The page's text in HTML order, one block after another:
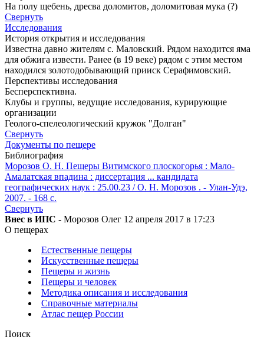
На полу щебень, дресва доломитов, доломитовая мука (?)
Свернуть
Исследования
История открытия и исследования
Известна давно жителям с. Маловский. Рядом находится яма
для обжига извести. Ранее (в 19 веке) рядом с этим местом
находился золотодобывающий прииск Серафимовский.
Перспективы исследования
Бесперспективна.
Клубы и группы, ведущие исследования, курирующие
организации
Геолого-спелеологический кружок "Долган"
Свернуть
Документы по пещере
Библиография
Морозов О. Н. Пещеры Витимского плоскогорья : Мало-
Амалатская впадина : диссертация ... кандидата
географических наук : 25.00.23 / О. Н. Морозов . - Улан-Удэ,
2007. - 168 с.
Свернуть
Внес в ИПС - Морозов Олег 12 апреля 2017 в 17:23
О пещерах
Естественные пещеры
Искусственные пещеры
Пещеры и жизнь
Пещеры и человек
Методика описания и исследования
Справочные материалы
Атлас пещер России
Поиск